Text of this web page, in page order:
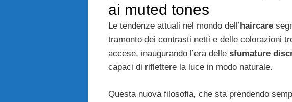
ai muted tones
Le tendenze attuali nel mondo dell’haircare
tramonto dei contrasti netti e delle colorazioni
accese, inaugurando l’era delle sfumature
capaci di riflettere la luce in modo naturale.
Questa nuova filosofia, che sta prendendo